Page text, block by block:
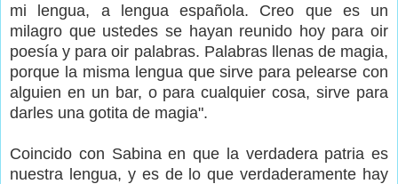
mi lengua, a lengua española. Creo que es un
milagro que ustedes se hayan reunido hoy para oir
poesía y para oir palabras. Palabras llenas de magia,
porque la misma lengua que sirve para pelearse con
alguien en un bar, o para cualquier cosa, sirve para
darles una gotita de magia".
Coincido con Sabina en que la verdadera patria es
nuestra lengua, y es de lo que verdaderamente hay